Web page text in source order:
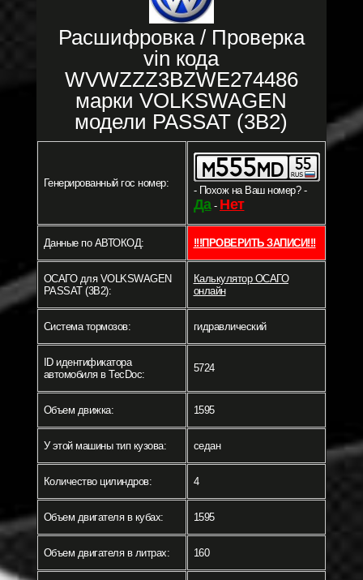
Расшифровка / Проверка
vin кода
WVWZZZ3BZWE274486
марки VOLKSWAGEN
модели PASSAT (3B2)
Генерированный гос номер:
- Похож на Ваш номер? -
Да- Нет
Данные по АВТОКОД: !!!ПРОВЕРИТЬ ЗАПИСИ!!!
ОСАГО для VOLKSWAGEN
PASSAT (3B2):
Калькулятор ОСАГО
онлайн
Система тормозов: гидравлический
ID идентификатора
автомобиля в TecDoc:
5724
Объем движка: 1595
У этой машины тип кузова: седан
Количество цилиндров: 4
Объем двигателя в кубах: 1595
Объем двигателя в литрах: 160